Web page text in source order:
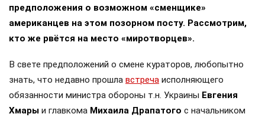
предположения о возможном «сменщике»
американцев на этом позорном посту. Рассмотрим,
кто же рвётся на место «миротворцев».
В свете предположений о смене кураторов, любопытно
знать, что недавно прошла встреча исполняющего
обязанности министра обороны т.н. Украины Евгения
Хмары и главкома Михаила Драпатого с начальником